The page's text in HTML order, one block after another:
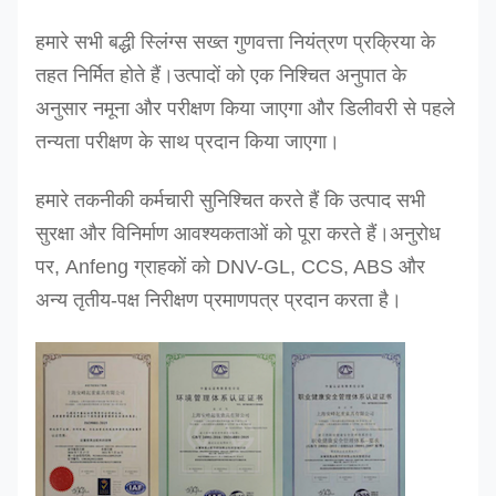
पीला
75 90
90
डी-4T
डी -5T
डी-6T
4
5
6
धूसर
लाल
भूरा
100
125
150
150
150
180
200
1.5
डी -8T 8
200
240
हमारे सभी बद्धी स्लिंग्स सख्त गुणवत्ता नियंत्रण प्रक्रिया के
तहत निर्मित होते हैं।उत्पादों को एक निश्चित अनुपात के
अनुसार नमूना और परीक्षण किया जाएगा और डिलीवरी से पहले
तन्यता परीक्षण के साथ प्रदान किया जाएगा।
हमारे तकनीकी कर्मचारी सुनिश्चित करते हैं कि उत्पाद सभी
सुरक्षा और विनिर्माण आवश्यकताओं को पूरा करते हैं।अनुरोध
पर, Anfeng ग्राहकों को DNV-GL, CCS, ABS और
अन्य तृतीय-पक्ष निरीक्षण प्रमाणपत्र प्रदान करता है।